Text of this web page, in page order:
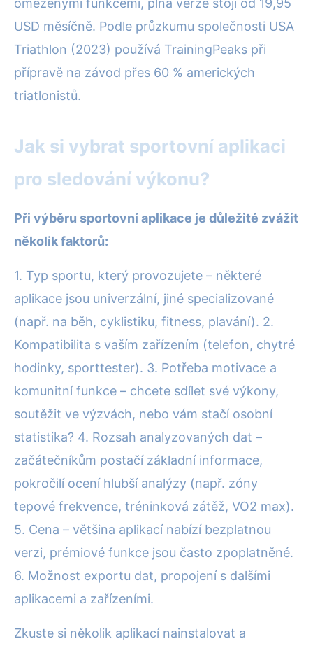
omezenými funkcemi, plná verze stojí od 19,95
USD měsíčně. Podle průzkumu společnosti USA
Triathlon (2023) používá TrainingPeaks při
přípravě na závod přes 60 % amerických
triatlonistů.
Jak si vybrat sportovní aplikaci
pro sledování výkonu?
Při výběru sportovní aplikace je důležité zvážit
několik faktorů:
1. Typ sportu, který provozujete – některé
aplikace jsou univerzální, jiné specializované
(např. na běh, cyklistiku, fitness, plavání). 2.
Kompatibilita s vaším zařízením (telefon, chytré
hodinky, sporttester). 3. Potřeba motivace a
komunitní funkce – chcete sdílet své výkony,
soutěžit ve výzvách, nebo vám stačí osobní
statistika? 4. Rozsah analyzovaných dat –
začátečníkům postačí základní informace,
pokročilí ocení hlubší analýzy (např. zóny
tepové frekvence, tréninková zátěž, VO2 max).
5. Cena – většina aplikací nabízí bezplatnou
verzi, prémiové funkce jsou často zpoplatněné.
6. Možnost exportu dat, propojení s dalšími
aplikacemi a zařízeními.
Zkuste si několik aplikací nainstalovat a